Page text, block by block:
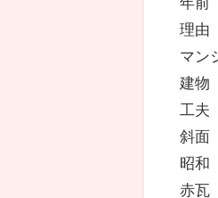
理由
マン
建物
工夫
斜面
昭和
赤瓦